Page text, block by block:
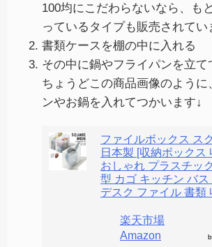
100均にこだわらないなら、も
っているタイプも販売されてい
書類ケースを棚の中に入れる
その中に鍋やフライパンを立て
ちょうどこの商品画像のように
ンやお鍋を入れてつかいます↓
ファイルボックス ス
日本製 [収納ボックス
おしゃれ プラスチッ
型 カゴ キッチン バ
デスク ファイル 書類
楽天市場
Amazon